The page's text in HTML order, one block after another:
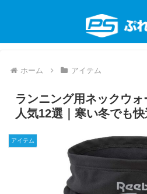
ホーム アイテム
ランニング用ネックウ
人気12選｜寒い冬でも快
アイテム